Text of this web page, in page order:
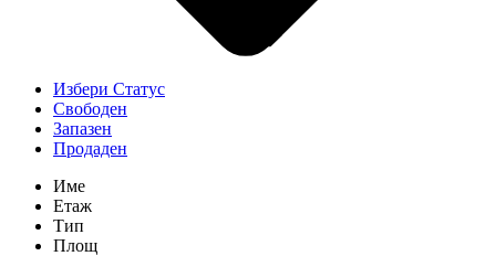
Избери Статус
Свободен
Запазен
Продаден
Име
Етаж
Тип
Площ